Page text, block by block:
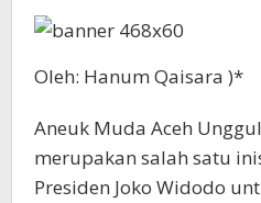
Oleh: Hanum Qaisara )*
Aneuk Muda Aceh
merupakan salah satu
Presiden Joko Widodo